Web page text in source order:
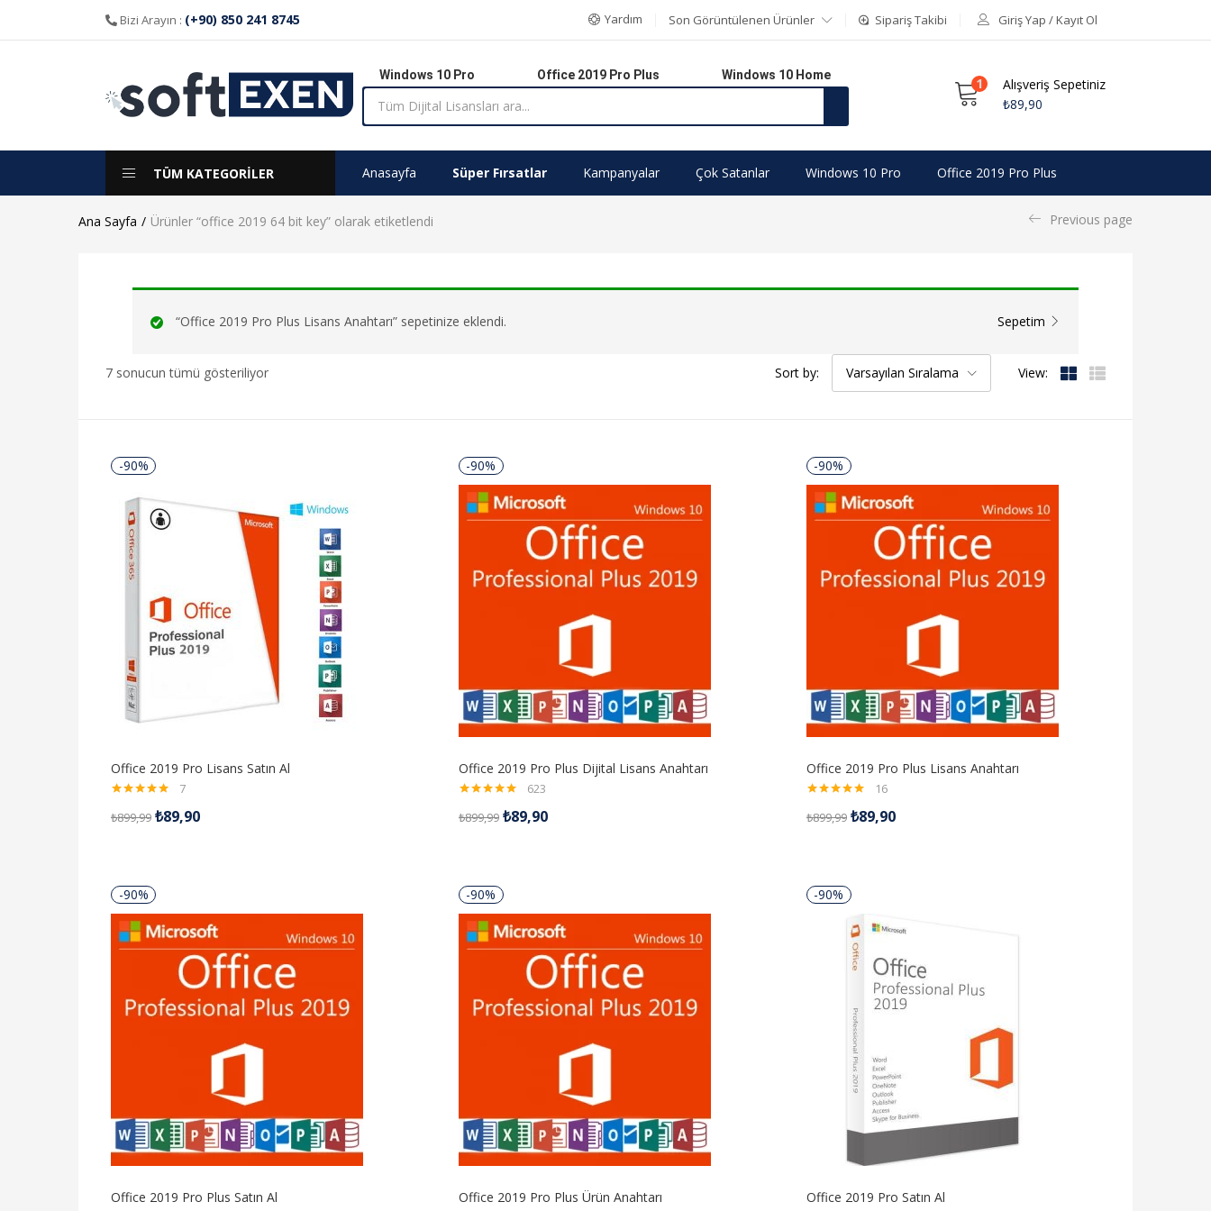
Bizi Arayın : (+90) 850 241 8745 Yardım Son Görüntülenen Ürünler Sipariş Takibi Giriş Yap / Kayıt Ol
Windows 10 Pro Office 2019 Pro Plus Windows 10 Home 1
Alışveriş Sepetiniz
₺89,90
TÜM KATEGORİLER Anasayfa Süper Fırsatlar Kampanyalar Çok Satanlar Windows 10 Pro Office 2019 Pro Plus
Ana Sayfa Ürünler “office 2019 64 bit key” olarak etiketlendi Previous page
“Office 2019 Pro Plus Lisans Anahtarı” sepetinize eklendi. Sepetim
7 sonucun tümü gösteriliyor Sort by: Varsayılan Sıralama View:
-90%
Office 2019 Pro Lisans Satın Al
5.00oy aldı
7
₺899,99 ₺89,90
-90%
Office 2019 Pro Plus Dijital Lisans Anahtarı
4.98oy aldı
623
₺899,99 ₺89,90
-90%
Office 2019 Pro Plus Lisans Anahtarı
4.94oy aldı
16
₺899,99 ₺89,90
-90%
Office 2019 Pro Plus Satın Al
-90%
Office 2019 Pro Plus Ürün Anahtarı
-90%
Office 2019 Pro Satın Al